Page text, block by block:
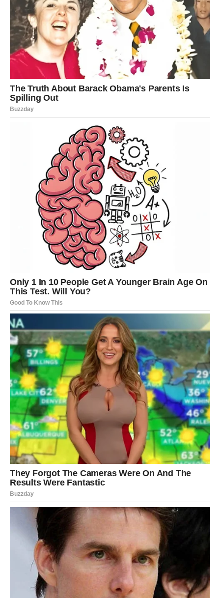
stabilizuje.
Sve ono što je radio iz srca – sada se vraća višestruko.
Jarac ulazi u godinu u kojoj će:
konačno naplatiti svoj trud,
pronaći emocionalni mir,
rešiti odnose koji ga dugo bole,
dobiti ono „malo čudo” koje mu je univerzum odavno
Ljubav mu vraća veru
Do kraja 2025. Jarac dobija ljubavni preokret koji menja
Oni koji su usamljeni – dobijaju osobu koja je potpuno
drugačija od svega što su doživeli.
Oni u odnosima – raščišćavaju, stabilizuju, ojačavaju
Posle dugog perioda samoće i emotivnog tereta, Jarac
konačno doživljava ono čuvenu:
„Sada si nagrađen jer nisi odustao.”
Novac i karijera – najveći skok do sada
Od augusta 2025. Jarac ulazi u period finansijskog rasta
kakav retko doživljava:
nova ponuda, nova pozicija, velika saradnja, projekat od
kog drhti stomak, neočekivani prihod.
Zaslužio je.
Bukvalno – zaslužio.
Do kraja 2025. Jarac po prvi put oseća sigurnost, moć i
mir.
I to je njegova nagrada.
RAK – Preživeli emotivne
oluje, sada dolazi sunce
Rak je poslednje dve-tri godine nosio srce u rukama.
I davao ga pogrešnim ljudima.